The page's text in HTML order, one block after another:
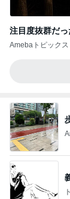
注目度抜群だ
Amebaトピックス